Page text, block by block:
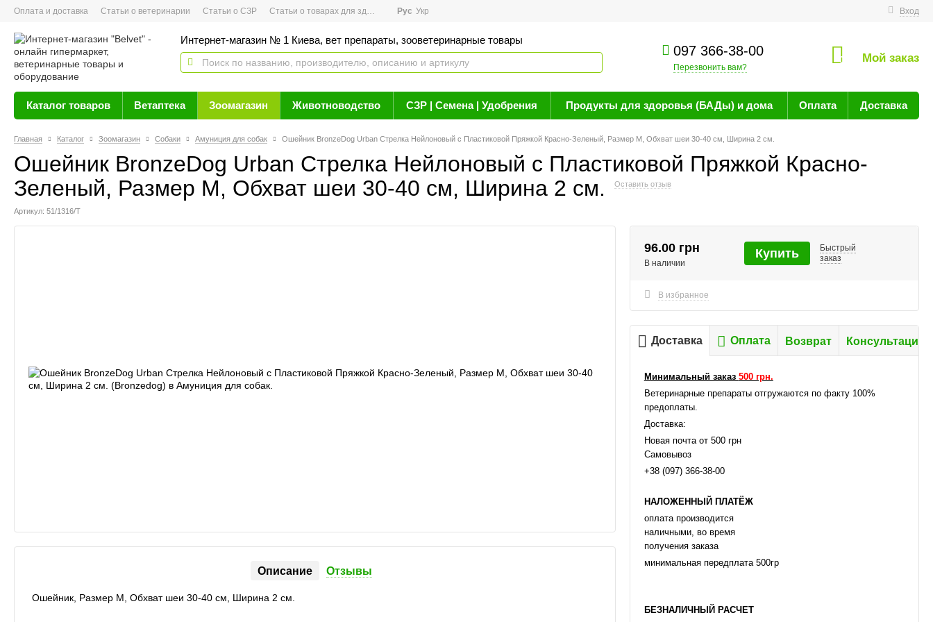
Оплата и доставка Статьи о ветеринарии Статьи о СЗР Статьи о товарах для здоровья Новости Вход
Рус Укр
Интернет-магазин № 1 Киева, вет препараты, зооветеринарные товары
097 366-38-00
Перезвонить вам?
0 Мой заказ
Каталог товаров Ветаптека Зоомагазин Животноводство СЗР | Семена | Удобрения Продукты для здоровья (БАДы) и дома Оплата Доставка
Главная Каталог Зоомагазин Собаки Амуниция для собак Ошейник BronzeDog Urban Стрелка Нейлоновый с Пластиковой Пряжкой Красно-Зеленый, Размер M, Обхват шеи 30-40 см, Ширина 2 см.
Ошейник BronzeDog Urban Стрелка Нейлоновый с Пластиковой Пряжкой Красно-
Зеленый, Размер M, Обхват шеи 30-40 см, Ширина 2 см.
Оставить отзыв
Артикул: 51/1316/Т
Описание Отзывы
Ошейник, Размер M, Обхват шеи 30-40 см, Ширина 2 см.
96.00 грн
В наличии
Купить
Быстрый
заказ
В избранное
Доставка Оплата Возврат Консультация
Минимальный заказ 500 грн.
Ветеринарные препараты отгружаются по факту 100%
предоплаты.
Доставка:
Новая почта от 500 грн
Самовывоз
+38 (097) 366-38-00
НАЛОЖЕННЫЙ ПЛАТЁЖ
оплата производится
наличными, во время
получения заказа
минимальная передплата 500гр
БЕЗНАЛИЧНЫЙ РАСЧЕТ